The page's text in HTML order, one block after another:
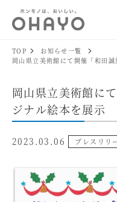
TOP
お知らせ一覧
岡山県立美術館にて開催「和田
岡山県立美術館に
ジナル絵本を展示
2023.03.06 プレスリリ